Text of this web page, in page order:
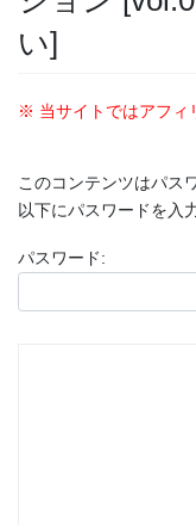
い]
※ 当サイトではアフィ
このコンテンツはパス
以下にパスワードを入
パスワード: